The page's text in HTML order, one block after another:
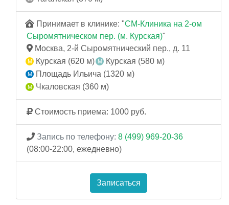
Принимает в клинике: "СМ-Клиника на 2-ом
Сыромятническом пер. (м. Курская)"
Москва, 2-й Сыромятнический пер., д. 11
Курская (620 м)
Курская (580 м)
Площадь Ильича (1320 м)
Чкаловская (360 м)
Стоимость приема: 1000 руб.
Запись по телефону: 8 (499) 969-20-36
(08:00-22:00, ежедневно)
Записаться